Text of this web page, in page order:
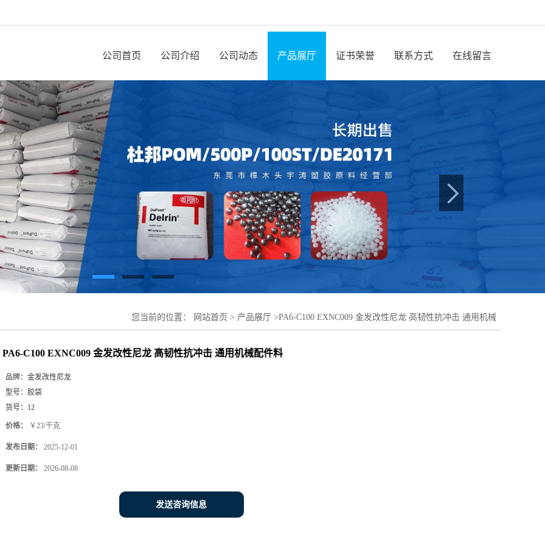
公司首页 公司介绍 公司动态 产品展厅 证书荣誉 联系方式 在线留言
您当前的位置： 网站首页 > 产品展厅 >PA6-C100 EXNC009 金发改性尼龙 高韧性抗冲击 通用机械
PA6-C100 EXNC009 金发改性尼龙 高韧性抗冲击 通用机械配件料
品牌： 金发改性尼龙
型号： 胶袋
货号： 12
价格： ￥23/千克
发布日期： 2025-12-01
更新日期： 2026-08-08
发送咨询信息